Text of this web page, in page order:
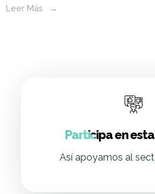
Leer Más
Participa en
Así apoyamos al